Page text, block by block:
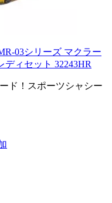
03シリーズ マクラー
ディセット 32243HR
ド！スポーツシャシー